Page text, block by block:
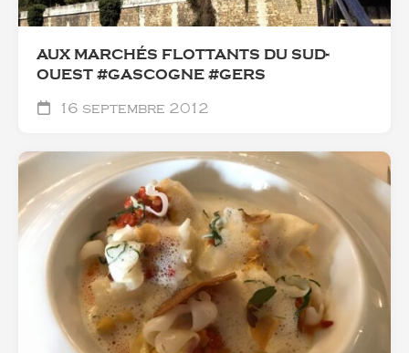
AUX MARCHÉS FLOTTANTS DU SUD-
OUEST #GASCOGNE #GERS
16 septembre 2012